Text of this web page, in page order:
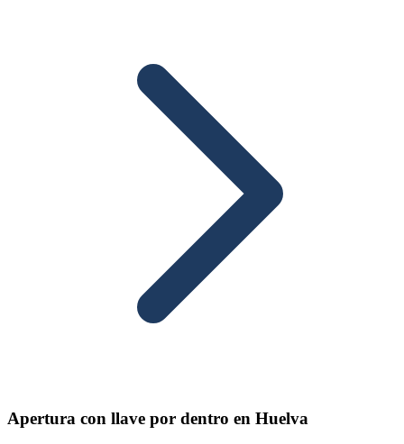
Apertura con llave por dentro en Huelva